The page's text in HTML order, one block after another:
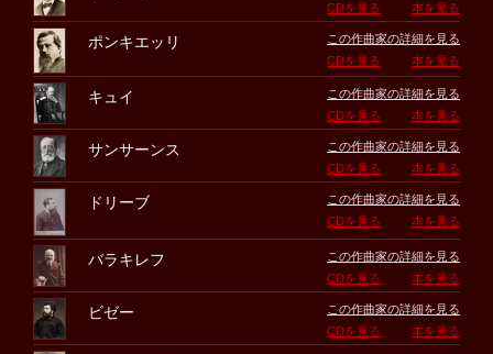
CDを見る
本を見る
ポンキエッリ
この作曲家の詳細を見る
CDを見る
本を見る
キュイ
この作曲家の詳細を見る
CDを見る
本を見る
サンサーンス
この作曲家の詳細を見る
CDを見る
本を見る
ドリーブ
この作曲家の詳細を見る
CDを見る
本を見る
バラキレフ
この作曲家の詳細を見る
CDを見る
本を見る
ビゼー
この作曲家の詳細を見る
CDを見る
本を見る